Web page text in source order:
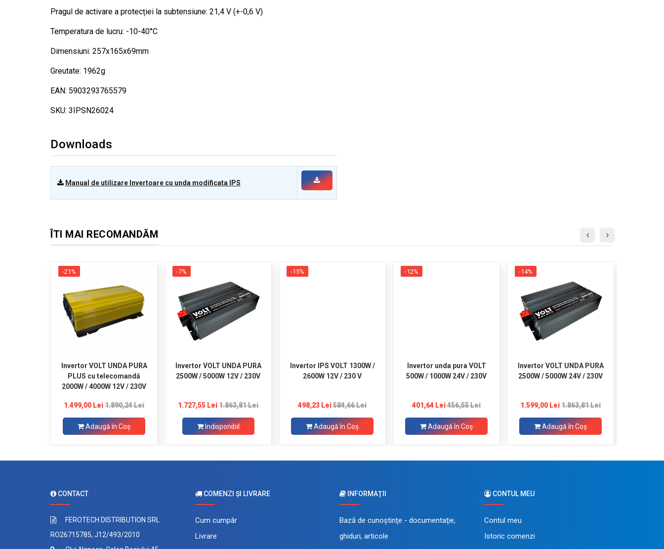
Pragul de activare a protecției la subtensiune: 21,4 V (+-0,6 V)
Temperatura de lucru: -10-40°C
Dimensiuni: 257x165x69mm
Greutate: 1962g
EAN: 5903293765579
SKU: 3IPSN26024
Downloads
Manual de utilizare Invertoare cu unda modificata IPS
ÎTI MAI RECOMANDĂM
Invertor VOLT UNDA PURA
PLUS cu telecomandă
2000W / 4000W 12V / 230V
1.499,00 Lei1.890,24 Lei
-21%
Adaugă în Coş
Invertor VOLT UNDA PURA
2500W / 5000W 12V / 230V
1.727,55 Lei1.863,81 Lei
-7%
Indisponibil
Invertor IPS VOLT 1300W /
2600W 12V / 230 V
498,23 Lei584,66 Lei
-15%
Adaugă în Coş
Invertor unda pura VOLT
500W / 1000W 24V / 230V
401,64 Lei456,55 Lei
-12%
Adaugă în Coş
Invertor VOLT UNDA PURA
2500W / 5000W 24V / 230V
1.599,00 Lei1.863,81 Lei
-14%
Adaugă în Coş
CONTACT
FEROTECH DISTRIBUTION SRL
RO26715785, J12/493/2010
COMENZI ŞI LIVRARE
Cum cumpăr
Livrare
INFORMAŢII
Bază de cunoştinţe - documentaţie,
ghiduri, articole
CONTUL MEU
Contul meu
Istoric comenzi